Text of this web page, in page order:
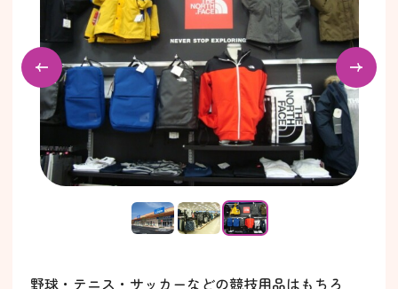
野球・テニス・サッカーなどの競技用品はもちろ